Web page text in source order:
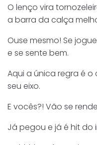
O lenço vira
a barra da calça
Ouse mesmo! Se
e se sente bem.
Aqui a única regra é
seu eixo.
E vocês?! Vão se
Já pegou e já é hit do